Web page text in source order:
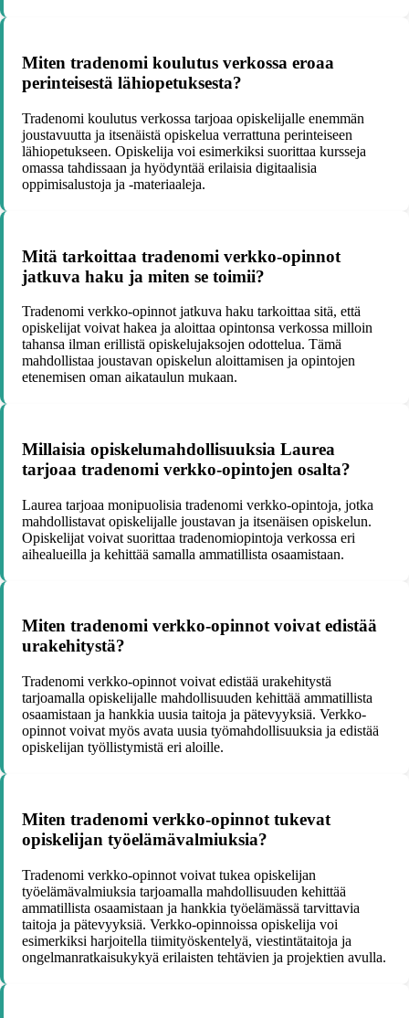
Miten tradenomi koulutus verkossa eroaa
perinteisestä lähiopetuksesta?
Tradenomi koulutus verkossa tarjoaa opiskelijalle enemmän
joustavuutta ja itsenäistä opiskelua verrattuna perinteiseen
lähiopetukseen. Opiskelija voi esimerkiksi suorittaa kursseja
omassa tahdissaan ja hyödyntää erilaisia digitaalisia
oppimisalustoja ja -materiaaleja.
Mitä tarkoittaa tradenomi verkko-opinnot
jatkuva haku ja miten se toimii?
Tradenomi verkko-opinnot jatkuva haku tarkoittaa sitä, että
opiskelijat voivat hakea ja aloittaa opintonsa verkossa milloin
tahansa ilman erillistä opiskelujaksojen odottelua. Tämä
mahdollistaa joustavan opiskelun aloittamisen ja opintojen
etenemisen oman aikataulun mukaan.
Millaisia opiskelumahdollisuuksia Laurea
tarjoaa tradenomi verkko-opintojen osalta?
Laurea tarjoaa monipuolisia tradenomi verkko-opintoja, jotka
mahdollistavat opiskelijalle joustavan ja itsenäisen opiskelun.
Opiskelijat voivat suorittaa tradenomiopintoja verkossa eri
aihealueilla ja kehittää samalla ammatillista osaamistaan.
Miten tradenomi verkko-opinnot voivat edistää
urakehitystä?
Tradenomi verkko-opinnot voivat edistää urakehitystä
tarjoamalla opiskelijalle mahdollisuuden kehittää ammatillista
osaamistaan ja hankkia uusia taitoja ja pätevyyksiä. Verkko-
opinnot voivat myös avata uusia työmahdollisuuksia ja edistää
opiskelijan työllistymistä eri aloille.
Miten tradenomi verkko-opinnot tukevat
opiskelijan työelämävalmiuksia?
Tradenomi verkko-opinnot voivat tukea opiskelijan
työelämävalmiuksia tarjoamalla mahdollisuuden kehittää
ammatillista osaamistaan ja hankkia työelämässä tarvittavia
taitoja ja pätevyyksiä. Verkko-opinnoissa opiskelija voi
esimerkiksi harjoitella tiimityöskentelyä, viestintätaitoja ja
ongelmanratkaisukykyä erilaisten tehtävien ja projektien avulla.